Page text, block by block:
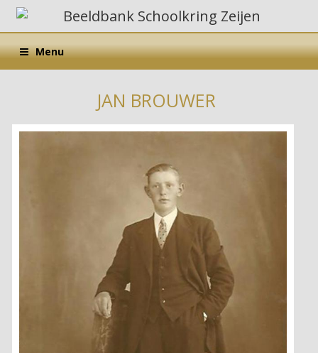
Menu
JAN BROUWER